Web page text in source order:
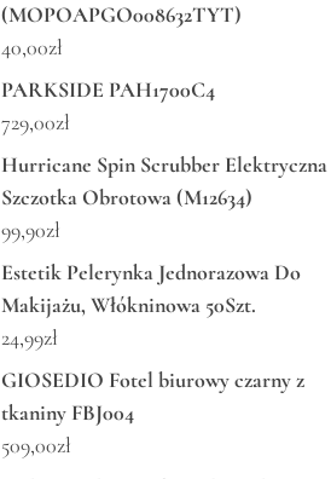
(MOPOAPGO008632TYT)
40,00zł
PARKSIDE PAH1700C4
729,00zł
Hurricane Spin Scrubber Elektryczna
Szczotka Obrotowa (M12634)
99,90zł
Estetik Pelerynka Jednorazowa Do
Makijażu, Włókninowa 50Szt.
24,99zł
GIOSEDIO Fotel biurowy czarny z
tkaniny FBJ004
509,00zł